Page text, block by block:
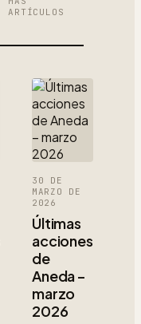
ARTÍCULOS
30 DE
MARZO DE
2026
Últimas
acciones
de
Aneda –
marzo
2026